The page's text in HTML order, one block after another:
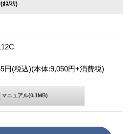
ｽ/ﾐﾘ)
円(税込)(本体:9,050円+消費税)
マニュアル(0.1MB)